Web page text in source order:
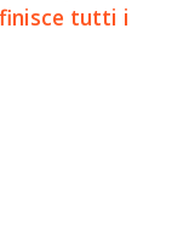
tutti i